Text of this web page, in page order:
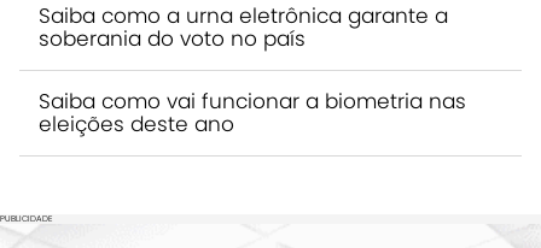
Saiba como a urna eletrônica garante a
soberania do voto no país
Saiba como vai funcionar a biometria nas
eleições deste ano
PUBLICIDADE